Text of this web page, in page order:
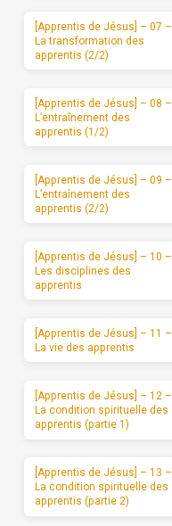
[Apprentis de Jésus] – 07 –
La transformation des
apprentis (2/2)
[Apprentis de Jésus] – 08 –
L’entraînement des
apprentis (1/2)
[Apprentis de Jésus] – 09 –
L’entraînement des
apprentis (2/2)
[Apprentis de Jésus] – 10 –
Les disciplines des
apprentis
[Apprentis de Jésus] – 11 –
La vie des apprentis
[Apprentis de Jésus] – 12 –
La condition spirituelle des
apprentis (partie 1)
[Apprentis de Jésus] – 13 –
La condition spirituelle des
apprentis (partie 2)